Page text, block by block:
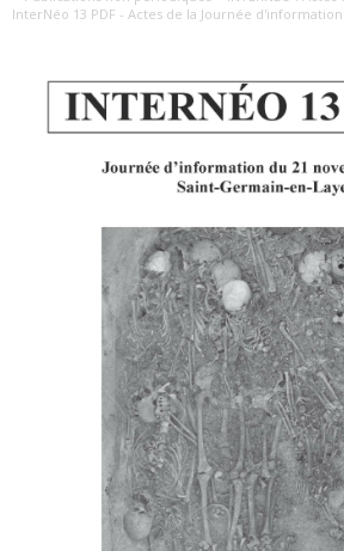
InterNéo 13 PDF - Actes de la Journée